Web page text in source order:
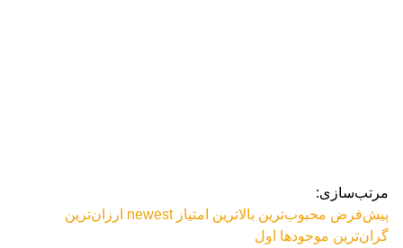
مرتب‌سازی:
پیش‌فرض محبوب‌ترین بالاترین امتیاز newest ارزان‌ترین
گران‌ترین موجودها اول